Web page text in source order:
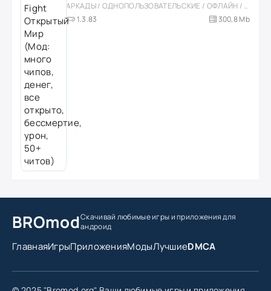
АРКАДЫ / ОДНОПОЛЬЗОВАТЕЛЬСКИЕ / ОФЛАЙН / МОД / РОЛЕВЫЕ / ШУТЕРЫ / ОТКРЫТЫЙ МИР / ВСТРОЕННЫЙ КЕШ / 3D / ЭКШЕНЫ / ТУАЛЕТНЫЕ ВОЙНЫ / ДЛЯ ДЕТЕЙ
1.3.83
300,8 Mb
BROmodСкачивай любимые игрыи приложения для
андроид
ГлавнаяИгрыПриложенияМодыЛучшиеDMCA